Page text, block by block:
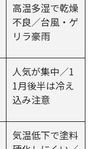
高温多湿で乾燥
不良／台風・ゲ
リラ豪雨
人気が集中／1
1月後半は冷え
込み注意
気温低下で塗料